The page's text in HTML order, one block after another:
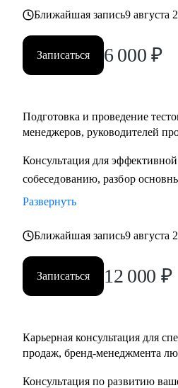
Ближайшая запись9 августа
Записаться 6 000 ₽
Подготовка и проведение
менеджеров, руководителей
Консультация для
собеседованию, разбор
Развернуть
Ближайшая запись9 августа
Записаться 12 000 ₽
Карьерная консультация для
продаж, бренд-менеджмента
Консультация по развитию